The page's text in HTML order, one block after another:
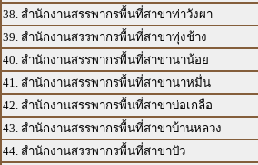
38. สำนักงานสรรพากรพื้นที่สาขาท่าวังผา
39. สำนักงานสรรพากรพื้นที่สาขาทุ่งช้าง
40. สำนักงานสรรพากรพื้นที่สาขานาน้อย
41. สำนักงานสรรพากรพื้นที่สาขานาหมื่น
42. สำนักงานสรรพากรพื้นที่สาขาบ่อเกลือ
43. สำนักงานสรรพากรพื้นที่สาขาบ้านหลวง
44. สำนักงานสรรพากรพื้นที่สาขาปัว